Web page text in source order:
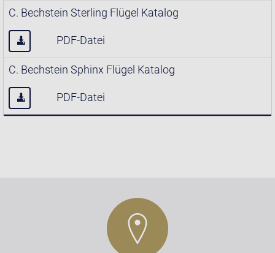
C. Bechstein Sterling Flügel Katalog
PDF-Datei
C. Bechstein Sphinx Flügel Katalog
PDF-Datei